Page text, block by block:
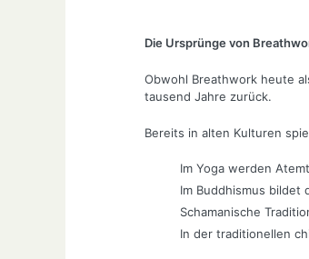
Die Ursprünge von
Obwohl Breathwork heute
tausend Jahre zurück.
Bereits in alten Kulturen
Im Yoga werden
Im Buddhismus bildet
Schamanische
In der traditionellen